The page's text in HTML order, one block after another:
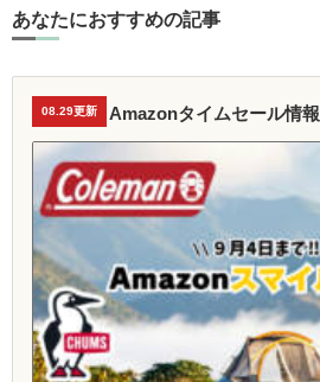
あなたにおすすめの記事
08.29更新 Amazonタイムセール情報